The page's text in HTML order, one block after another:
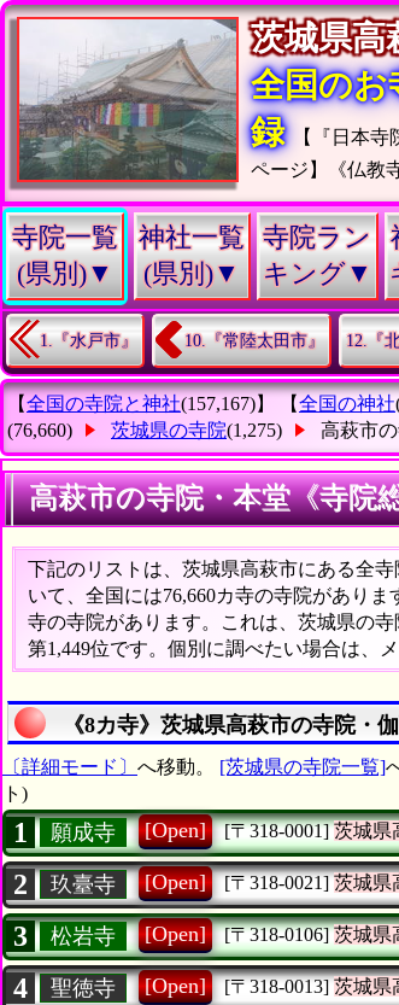
茨城県
全国のお
録
【『日本
ページ】《仏教
寺院一覧
(県別)▼
神社一覧
(県別)▼
寺院ラン
キング▼
1.『水戸市』 10.『常陸太田市』 12.『
【全国の寺院と神社(157,167)】 【全国の神社
(76,660)
茨城県の寺院(1,275) 高萩市
高萩市の寺院・本堂《寺院
下記のリストは、茨城県高萩市にある全
いて、全国には76,660カ寺の寺院があり
寺の寺院があります。これは、茨城県の
第1,449位です。個別に調べたい場合は、
《8カ寺》茨城県高萩市の寺院・
〔詳細モード〕 へ移動。 [茨城県の寺院一覧]
ト)
1 願成寺 [Open] [〒318-0001] 茨城県
2 玖臺寺 [Open] [〒318-0021] 茨城県
3 松岩寺 [Open] [〒318-0106] 茨城県
4 聖徳寺 [Open] [〒318-0013] 茨城県